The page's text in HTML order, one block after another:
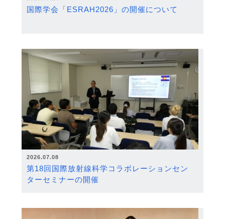
国際学会「ESRAH2026」の開催について
2026.07.08
第18回国際放射線科学コラボレーションセン
ターセミナーの開催